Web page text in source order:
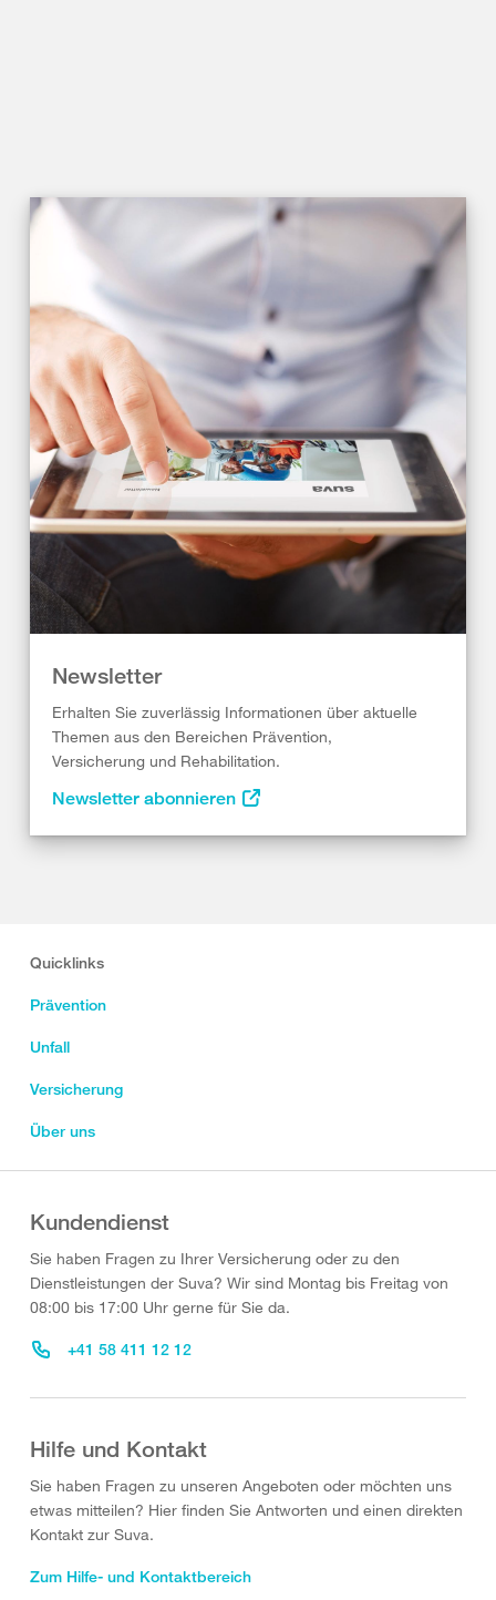
Newsletter
Erhalten Sie zuverlässig Informationen über aktuelle
Themen aus den Bereichen Prävention,
Versicherung und Rehabilitation.
Newsletter abonnieren
Quicklinks
Prävention
Unfall
Versicherung
Über uns
Kundendienst
Sie haben Fragen zu Ihrer Versicherung oder zu den
Dienstleistungen der Suva? Wir sind Montag bis Freitag von
08:00 bis 17:00 Uhr gerne für Sie da.
+41 58 411 12 12
Hilfe und Kontakt
Sie haben Fragen zu unseren Angeboten oder möchten uns
etwas mitteilen? Hier finden Sie Antworten und einen direkten
Kontakt zur Suva.
Zum Hilfe- und Kontaktbereich